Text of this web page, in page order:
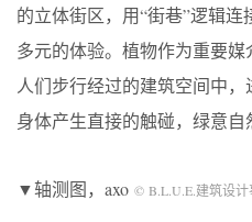
的立体街区，用“街巷”逻辑连
多元的体验。植物作为重要
人们步行经过的建筑空间中
身体产生直接的触碰，绿意自
▼轴测图，axo © B.L.U.E.建筑设计